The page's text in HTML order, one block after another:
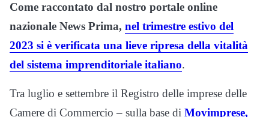
Come raccontato dal nostro portale online
nazionale News Prima, nel trimestre estivo del
2023 si è verificata una lieve ripresa della vitalità
del sistema imprenditoriale italiano.
Tra luglio e settembre il Registro delle imprese delle
Camere di Commercio – sulla base di Movimprese,